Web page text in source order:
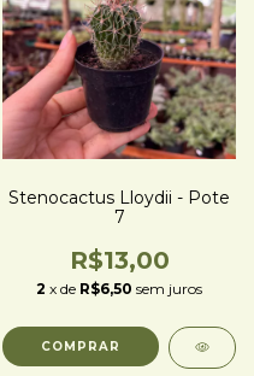
Stenocactus Lloydii - Pote
7
R$13,00
2 x de R$6,50 sem juros